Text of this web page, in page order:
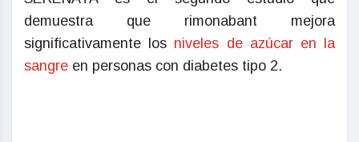
demuestra que rimonabant mejora
significativamente los niveles de azúcar en la
sangre en personas con diabetes tipo 2.